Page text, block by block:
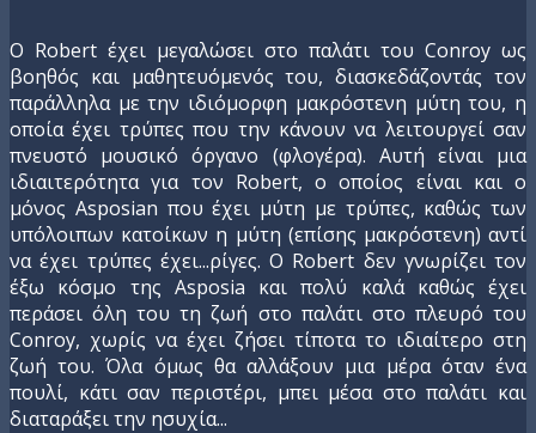
Ο Robert έχει μεγαλώσει στο παλάτι του Conroy ως
βοηθός και μαθητευόμενός του, διασκεδάζοντάς τον
παράλληλα με την ιδιόμορφη μακρόστενη μύτη του, η
οποία έχει τρύπες που την κάνουν να λειτουργεί σαν
πνευστό μουσικό όργανο (φλογέρα). Αυτή είναι μια
ιδιαιτερότητα για τον Robert, o οποίος είναι και ο
μόνος Asposian που έχει μύτη με τρύπες, καθώς των
υπόλοιπων κατοίκων η μύτη (επίσης μακρόστενη) αντί
να έχει τρύπες έχει...ρίγες. Ο Robert δεν γνωρίζει τον
έξω κόσμο της Asposia και πολύ καλά καθώς έχει
περάσει όλη του τη ζωή στο παλάτι στο πλευρό του
Conroy, χωρίς να έχει ζήσει τίποτα το ιδιαίτερο στη
ζωή του. Όλα όμως θα αλλάξουν μια μέρα όταν ένα
πουλί, κάτι σαν περιστέρι, μπει μέσα στο παλάτι και
διαταράξει την ησυχία...